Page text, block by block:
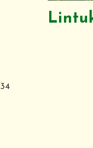
34